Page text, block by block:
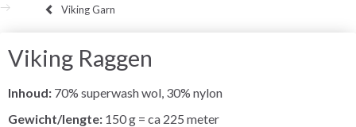
Viking Garn
Viking Raggen
Inhoud: 70% superwash wol, 30% nylon
Gewicht/lengte: 150 g = ca 225 meter